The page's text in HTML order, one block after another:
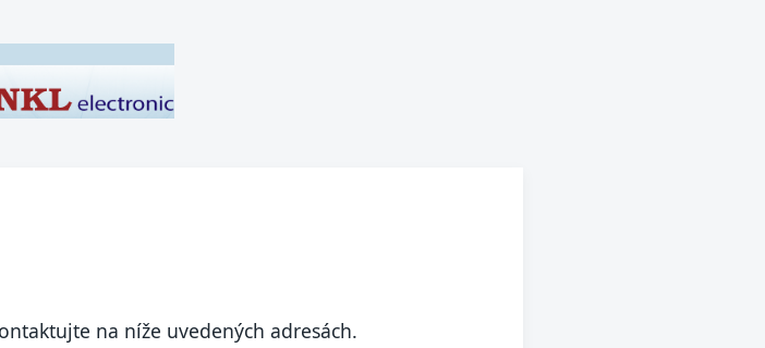
na níže uvedených adresách.